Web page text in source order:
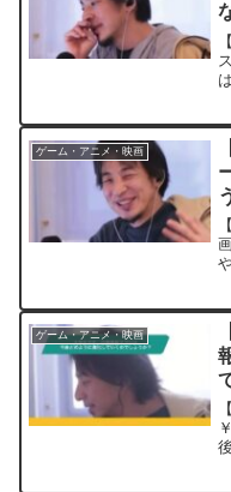
ゲーム・アニメ・映画
ゲーム・アニメ・映画